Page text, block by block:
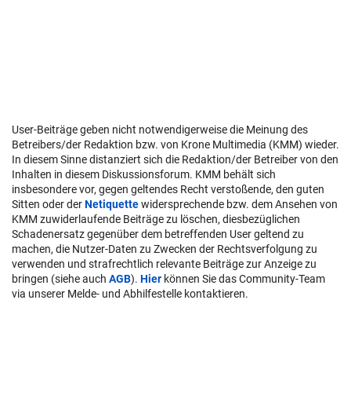
User-Beiträge geben nicht notwendigerweise die Meinung des
Betreibers/der Redaktion bzw. von Krone Multimedia (KMM) wieder.
In diesem Sinne distanziert sich die Redaktion/der Betreiber von den
Inhalten in diesem Diskussionsforum. KMM behält sich
insbesondere vor, gegen geltendes Recht verstoßende, den guten
Sitten oder derNetiquettewidersprechende bzw. dem Ansehen von
KMM zuwiderlaufende Beiträge zu löschen, diesbezüglichen
Schadenersatz gegenüber dem betreffenden User geltend zu
machen, die Nutzer-Daten zu Zwecken der Rechtsverfolgung zu
verwenden und strafrechtlich relevante Beiträge zur Anzeige zu
bringen (siehe auch AGB). Hier können Sie das Community-Team
via unserer Melde- und Abhilfestelle kontaktieren.